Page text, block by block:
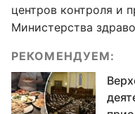
центров контроля и
Министерства
РЕКОМЕНДУЕМ: